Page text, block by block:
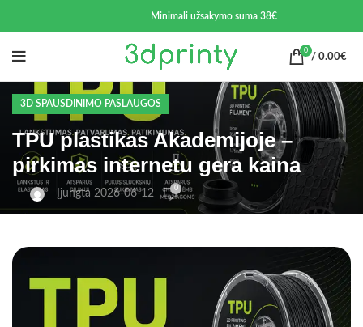
Minimali užsakymo suma 38€
0
/ 0.00€
3D SPAUSDINIMO PASLAUGOS
TPU plastikas Akademijoje –
pirkimas internetu gera kaina
Įjungta 2026-06-12 0